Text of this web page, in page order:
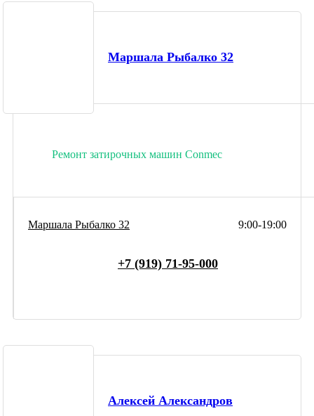
Маршала Рыбалко 32
Ремонт затирочных машин Conmec
9:00-19:00
Маршала Рыбалко 32
+7 (919) 71-95-000
Алексей Александров